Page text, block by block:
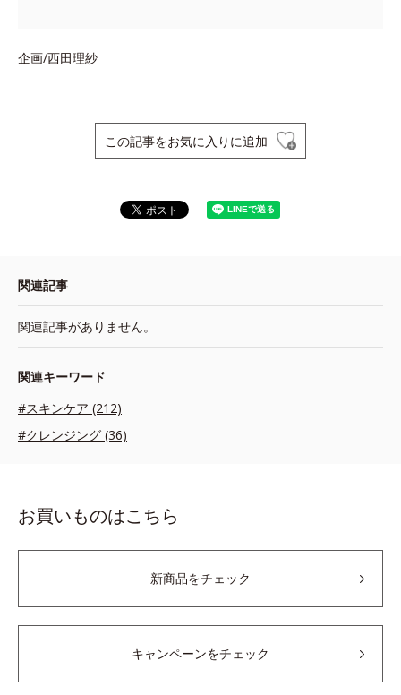
企画/西田理紗
この記事をお気に入りに追加
関連記事
関連記事がありません。
関連キーワード
#スキンケア (212)
#クレンジング (36)
お買いものはこちら
新商品をチェック
キャンペーンをチェック